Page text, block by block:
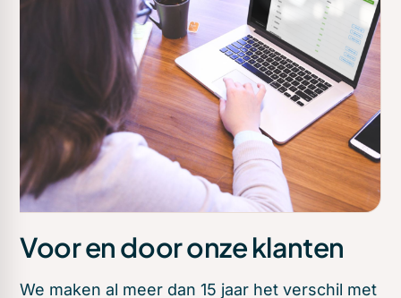
Voor en door onze klanten
We maken al meer dan 15 jaar het verschil met